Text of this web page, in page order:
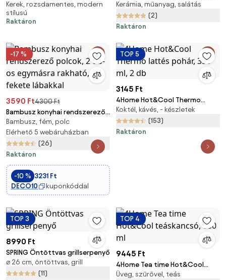
fekete
Kerek, rozsdamentes, modern
stílusú
Raktáron
OASIS 4 db színes
Kerámia, műanyag, salátás
(2)
Raktáron
-17 %
3590 Ft4300 Ft
Bambusz konyhai rendszerező
polcok, 2 db-os egymásra
rakható, fekete lábakkal
Bambusz, fém, polc
Elérhető 5 webáruházban
(26)
Raktáron
-10 % 3231 Ft
DECO10
kuponkóddal
TOP 5
3145 Ft
4Home Hot&Cool Thermo
lattés pohár, 350 ml, 2 db
Koktél, kávés, - készletek
(153)
Raktáron
TOP 3
8990 Ft
SPRING Öntöttvas grillserpenyő
⌀ 26 cm, öntöttvas, grill
(11)
TOP 4
9445 Ft
4Home Tea time Hot&Cool
teáskancsó, 650 ml
Üveg, szűrővel, teás